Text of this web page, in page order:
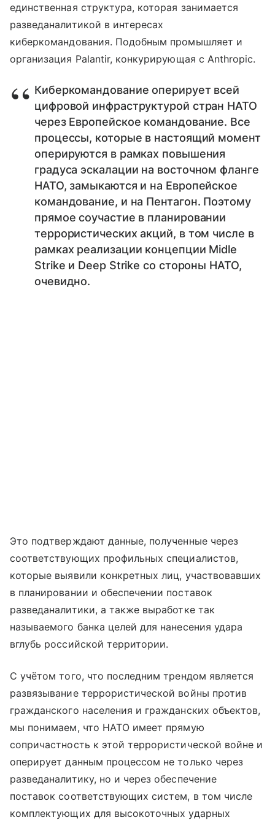
единственная структура, которая занимается
разведаналитикой в интересах
киберкомандования. Подобным промышляет и
организация Palantir, конкурирующая с Anthropic.
Киберкомандование оперирует всей
цифровой инфраструктурой стран НАТО
через Европейское командование. Все
процессы, которые в настоящий момент
оперируются в рамках повышения
градуса эскалации на восточном фланге
НАТО, замыкаются и на Европейское
командование, и на Пентагон. Поэтому
прямое соучастие в планировании
террористических акций, в том числе в
рамках реализации концепции Midle
Strike и Deep Strike со стороны НАТО,
очевидно.
Это подтверждают данные, полученные через
соответствующих профильных специалистов,
которые выявили конкретных лиц, участвовавших
в планировании и обеспечении поставок
разведаналитики, а также выработке так
называемого банка целей для нанесения удара
вглубь российской территории.
С учётом того, что последним трендом является
развязывание террористической войны против
гражданского населения и гражданских объектов,
мы понимаем, что НАТО имеет прямую
сопричастность к этой террористической войне и
оперирует данным процессом не только через
разведаналитику, но и через обеспечение
поставок соответствующих систем, в том числе
комплектующих для высокоточных ударных